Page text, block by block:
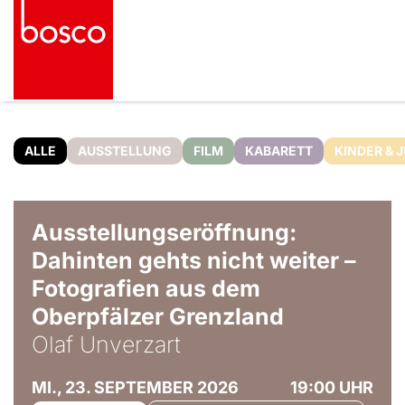
ALLE AUSSTELLUNG FILM KABARETT KINDER &
Ausstellungseröffnung:
Dahinten gehts nicht weiter –
Fotografien aus dem
Oberpfälzer Grenzland
Olaf Unverzart
MI., 23. SEPTEMBER 2026 19:00 UHR